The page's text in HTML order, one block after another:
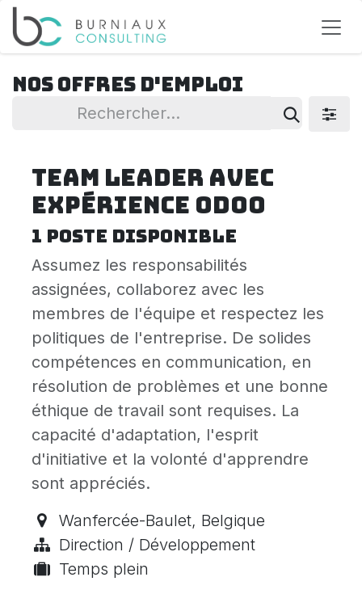
Se rendre au contenu
Nos offres d'emploi
Team Leader avec
expérience Odoo
1 poste disponible
Assumez les responsabilités
assignées, collaborez avec les
membres de l'équipe et respectez les
politiques de l'entreprise. De solides
compétences en communication, en
résolution de problèmes et une bonne
éthique de travail sont requises. La
capacité d'adaptation, l'esprit
d'initiative et la volonté d'apprendre
sont appréciés.
Wanfercée-Baulet, Belgique
Direction / Développement
Temps plein